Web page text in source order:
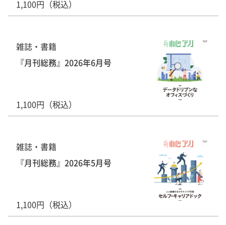
1,100円（税込）
雑誌・書籍
『月刊総務』2026年6月号
1,100円（税込）
雑誌・書籍
『月刊総務』2026年5月号
1,100円（税込）